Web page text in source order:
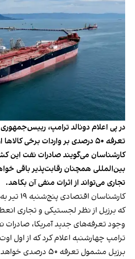
در پی اعلام دونالد ترامپ،
تعرفه ۵۰ درصدی بر واردات برخی
کارشناسان می‌گویند صادرات نفت این
بین‌المللی همچنان رقابت‌پذیر باقی
تجاری می‌تواند از اثرات منفی آن بکاهد.
کارشناسان
که برزیل از نظر لجستیکی و تجاری
وجود تعرفه‌های جدید آمریکا،
ترامپ چهارشنبه اعلام کرد که از اول
برزیل مشمول تعرفه ۵۰ درصدی خواهد شد.